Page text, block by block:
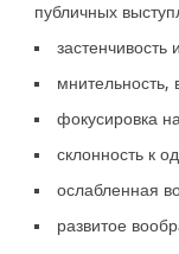
публичных
мнительность,
фокусировка
склонность к
ослабленная
развитое